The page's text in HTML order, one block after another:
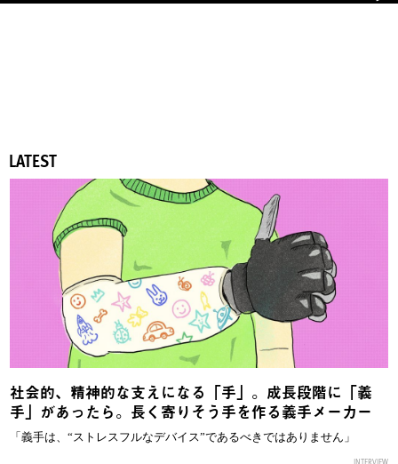
LATEST
社会的、精神的な支えになる「手」。成長段階に「義
手」があったら。長く寄りそう手を作る義手メーカー
「義手は、“ストレスフルなデバイス”であるべきではありません」
INTERVIEW